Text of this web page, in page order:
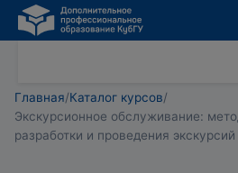
Главная/Каталог курсов/
Экскурсионное обслуживание:
разработки и проведения экскурсий